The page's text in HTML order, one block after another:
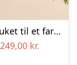
Bårebuket til et farverigt minde
249,00 kr.